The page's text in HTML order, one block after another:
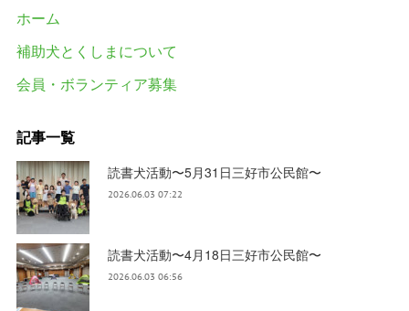
ホーム
補助犬とくしまについて
会員・ボランティア募集
記事一覧
読書犬活動〜5月31日三好市公民館〜
2026.06.03 07:22
読書犬活動〜4月18日三好市公民館〜
2026.06.03 06:56